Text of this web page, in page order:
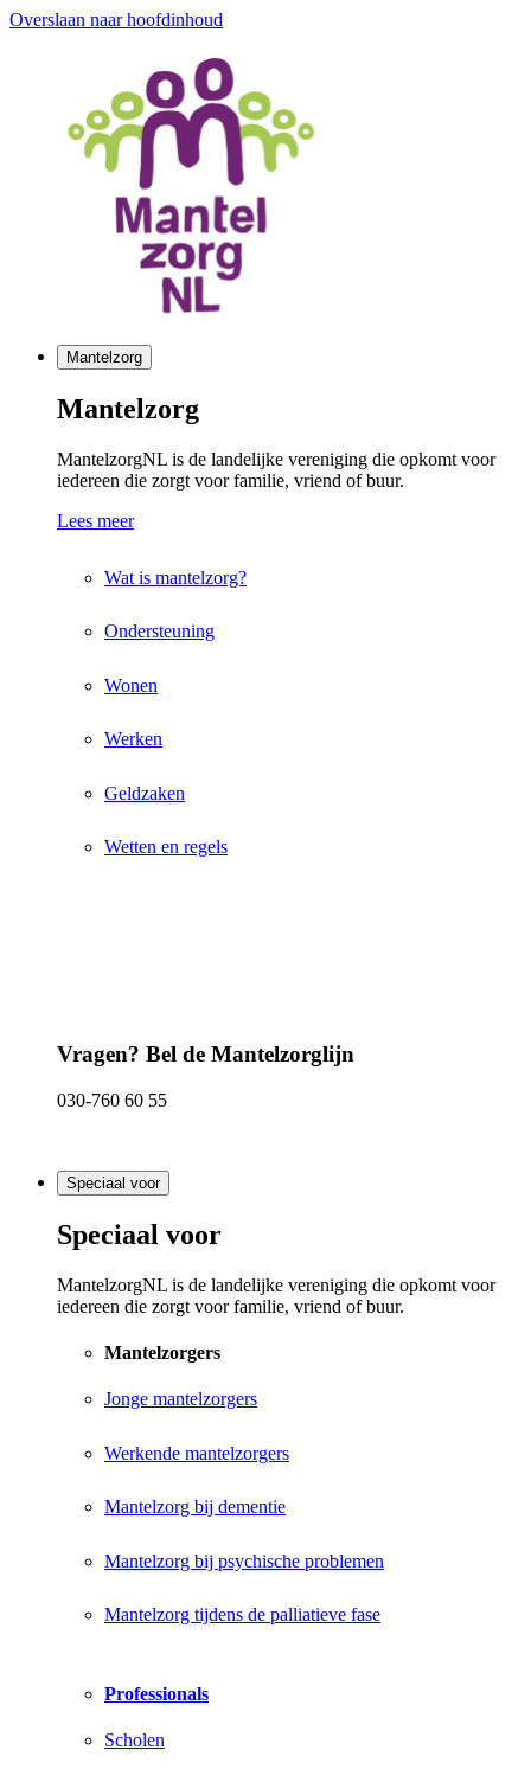
Overslaan naar hoofdinhoud
Mantelzorg
Mantelzorg
MantelzorgNL is de landelijke vereniging die opkomt voor
iedereen die zorgt voor familie, vriend of buur.
Lees meer
Wat is mantelzorg?
Ondersteuning
Wonen
Werken
Geldzaken
Wetten en regels
Vragen? Bel de Mantelzorglijn
030-760 60 55
Speciaal voor
Speciaal voor
MantelzorgNL is de landelijke vereniging die opkomt voor
iedereen die zorgt voor familie, vriend of buur.
Mantelzorgers
Jonge mantelzorgers
Werkende mantelzorgers
Mantelzorg bij dementie
Mantelzorg bij psychische problemen
Mantelzorg tijdens de palliatieve fase
Professionals
Scholen